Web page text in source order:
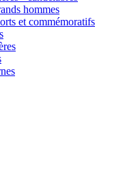
hommes
et commémoratifs